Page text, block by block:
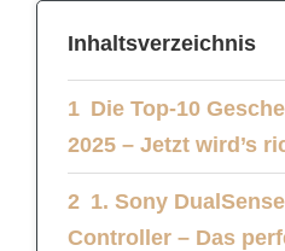
Inhaltsverzeichnis
Die Top-10
2025 – Jetzt wird’s
1. Sony
Controller – Das